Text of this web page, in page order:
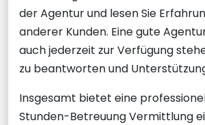
der Agentur und lesen Sie
anderer Kunden. Eine gute
auch jederzeit zur Verfügung
zu beantworten und
Insgesamt bietet eine
Stunden-Betreuung Vermittlung